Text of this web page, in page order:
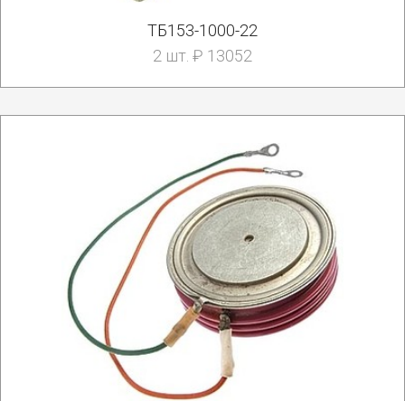
ТБ153-1000-22
2 шт. ₽ 13052